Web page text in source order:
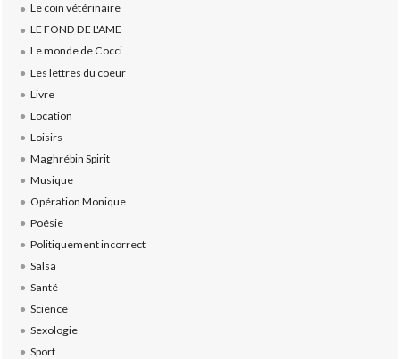
Le coin vétérinaire
LE FOND DE L'AME
Le monde de Cocci
Les lettres du coeur
Livre
Location
Loisirs
Maghrébin Spirit
Musique
Opération Monique
Poésie
Politiquement incorrect
Salsa
Santé
Science
Sexologie
Sport